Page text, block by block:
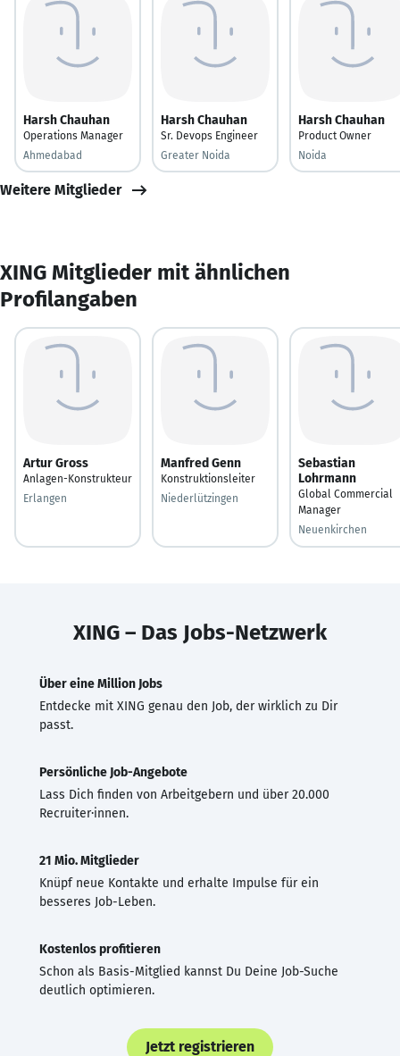
Harsh Chauhan
Operations Manager
Ahmedabad
Harsh Chauhan
Sr. Devops Engineer
Greater Noida
Harsh Chauhan
Product Owner
Noida
Weitere Mitglieder
XING Mitglieder mit ähnlichen
Profilangaben
Artur Gross
Anlagen-Konstrukteur
Erlangen
Manfred Genn
Konstruktionsleiter
Niederlützingen
Sebastian
Lohrmann
Global Commercial
Manager
Neuenkirchen
XING – Das Jobs-Netzwerk
Über eine Million Jobs
Entdecke mit XING genau den Job, der wirklich zu Dir
passt.
Persönliche Job-Angebote
Lass Dich finden von Arbeitgebern und über 20.000
Recruiter·innen.
21 Mio. Mitglieder
Knüpf neue Kontakte und erhalte Impulse für ein
besseres Job-Leben.
Kostenlos profitieren
Schon als Basis-Mitglied kannst Du Deine Job-Suche
deutlich optimieren.
Jetzt registrieren